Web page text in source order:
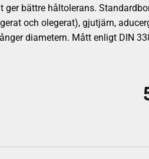
ger bättre håltolerans.
och olegerat), gjutjärn,
diametern. Mått enligt DIN
205 mängd